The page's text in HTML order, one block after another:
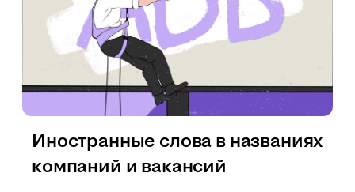
Иностранные слова в названиях
компаний и вакансий